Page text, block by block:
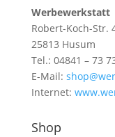
Werbewerkstatt
Robert-Koch-Str.
25813 Husum
Tel.: 04841 – 73
E-Mail:
Internet:
Shop